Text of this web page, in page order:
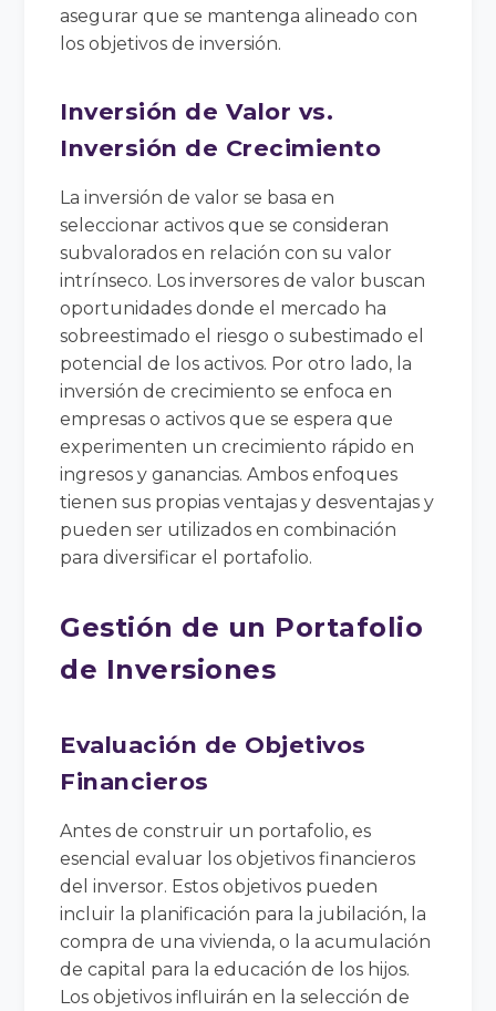
asegurar que se mantenga alineado con
los objetivos de inversión.
Inversión de Valor vs.
Inversión de Crecimiento
La inversión de valor se basa en
seleccionar activos que se consideran
subvalorados en relación con su valor
intrínseco. Los inversores de valor buscan
oportunidades donde el mercado ha
sobreestimado el riesgo o subestimado el
potencial de los activos. Por otro lado, la
inversión de crecimiento se enfoca en
empresas o activos que se espera que
experimenten un crecimiento rápido en
ingresos y ganancias. Ambos enfoques
tienen sus propias ventajas y desventajas y
pueden ser utilizados en combinación
para diversificar el portafolio.
Gestión de un Portafolio
de Inversiones
Evaluación de Objetivos
Financieros
Antes de construir un portafolio, es
esencial evaluar los objetivos financieros
del inversor. Estos objetivos pueden
incluir la planificación para la jubilación, la
compra de una vivienda, o la acumulación
de capital para la educación de los hijos.
Los objetivos influirán en la selección de